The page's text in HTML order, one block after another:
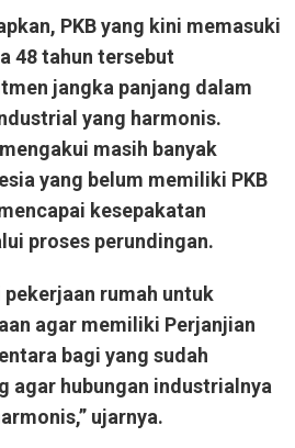
PKB yang kini memasuki
48 tahun tersebut
jangka panjang dalam
yang harmonis.
masih banyak
yang belum memiliki PKB
kesepakatan
proses perundingan.
rumah untuk
agar memiliki Perjanjian
bagi yang sudah
agar hubungan industrialnya
ujarnya.